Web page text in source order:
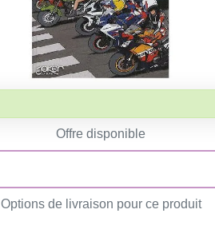
Offre disponible
Options de livraison pour ce produit